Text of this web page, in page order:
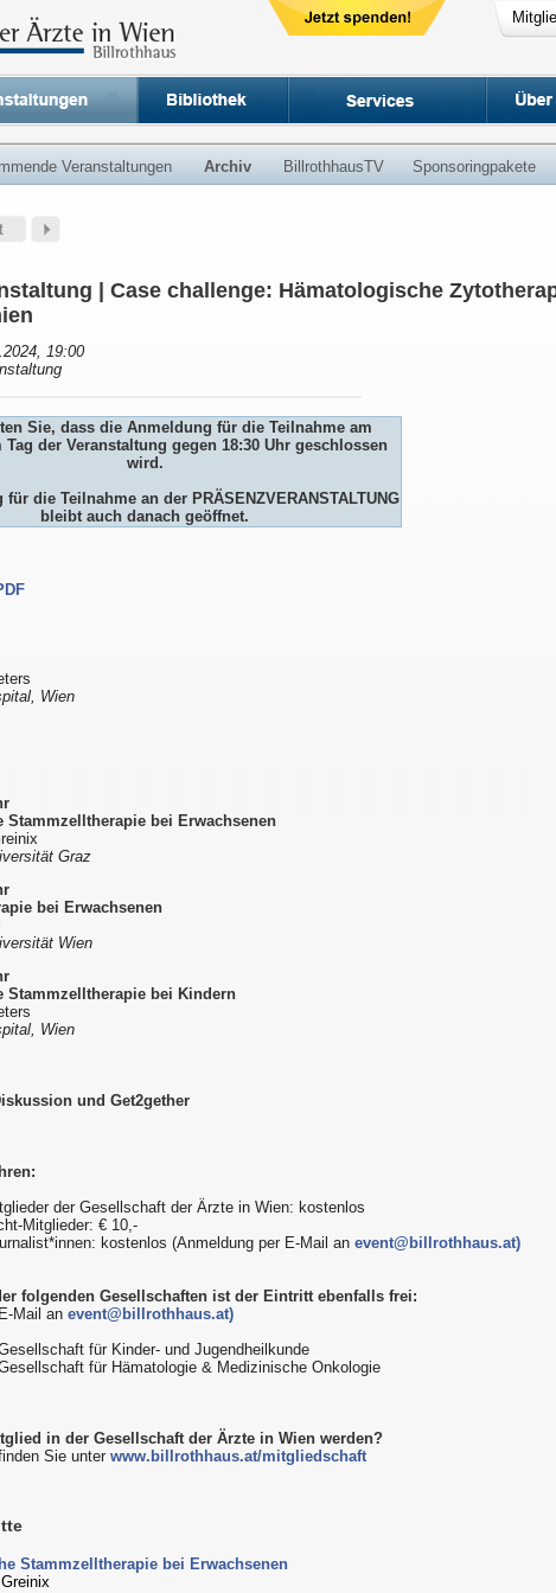
Veranstaltungen Archiv BillrothhausTV Sponsoringpakete
| Case challenge: Hämatologische
19:00
Sie, dass die Anmeldung für die Teilnahme am
Tag der Veranstaltung gegen 18:30 Uhr geschlossen
wird.
für die Teilnahme an der PRÄSENZVERANSTALTUNG
bleibt auch danach geöffnet.
Wien
Stammzelltherapie bei Erwachsenen
Graz
bei Erwachsenen
Wien
Stammzelltherapie bei Kindern
Wien
und Get2gether
der Gesellschaft der Ärzte in Wien: kostenlos
Mitglieder: € 10,-
kostenlos (Anmeldung per E-Mail an event@billrothhaus.at)
folgenden Gesellschaften ist der Eintritt ebenfalls frei:
Mail an event@billrothhaus.at)
für Kinder- und Jugendheilkunde
für Hämatologie & Medizinische Onkologie
in der Gesellschaft der Ärzte in Wien werden?
Sie unter www.billrothhaus.at/mitgliedschaft
Stammzelltherapie bei Erwachsenen